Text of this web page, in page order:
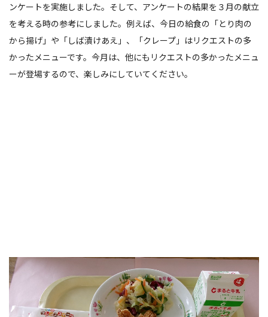
ンケートを実施しました。そして、アンケートの結果を３月の献立
を考える時の参考にしました。例えば、今日の給食の「とり肉の
から揚げ」や「しば漬けあえ」、「クレープ」はリクエストの多
かったメニューです。今月は、他にもリクエストの多かったメニュ
ーが登場するので、楽しみにしていてください。